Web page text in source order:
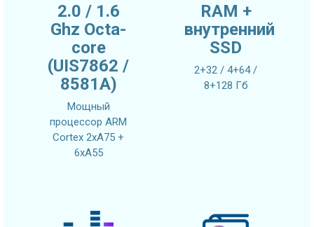
2.0 / 1.6
Ghz Octa-
core
(UIS7862 /
8581A)
Мощный
процессор ARM
Cortex 2xA75 +
6xA55
RAM +
внутренний
SSD
2+32 / 4+64 /
8+128 Гб